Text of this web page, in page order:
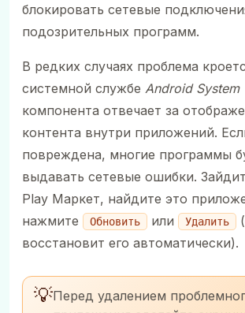
блокировать сетевые
подозрительных программ.
В редких случаях проблема
системной службе Android System
компонента отвечает за
контента внутри приложений.
повреждена, многие программы
выдавать сетевые ошибки.
Play Маркет, найдите это
нажмите
Обновить или Удалить
восстановит его автоматически).
💡Перед удалением